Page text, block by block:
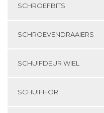
SCHROEFBITS
SCHROEVENDRAAIERS
SCHUIFDEUR WIEL
SCHUIFHOR